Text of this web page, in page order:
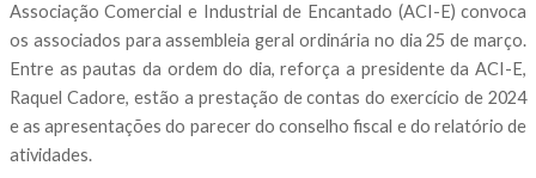
Associação Comercial e Industrial de Encantado (ACI-E) convoca
os associados para assembleia geral ordinária no dia 25 de março.
Entre as pautas da ordem do dia, reforça a presidente da ACI-E,
Raquel Cadore, estão a prestação de contas do exercício de 2024
e as apresentações do parecer do conselho fiscal e do relatório de
atividades.